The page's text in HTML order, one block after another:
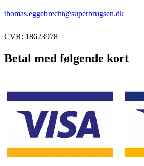
thomas.eggebrecht@superbrugsen.dk
CVR: 18623978
Betal med følgende kort